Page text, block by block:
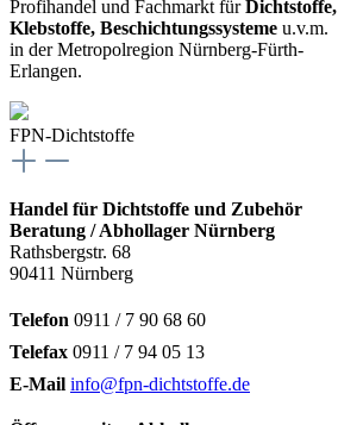
Profihandel und Fachmarkt fürDichtstoffe,
Klebstoffe, Beschichtungssysteme u.v.m.
in der Metropolregion Nürnberg-Fürth-
Erlangen.
FPN-Dichtstoffe
Handel für Dichtstoffe und Zubehör
Beratung / Abhollager Nürnberg
Rathsbergstr. 68
90411 Nürnberg
Telefon 0911 / 7 90 68 60
Telefax 0911 / 7 94 05 13
E-Mail info@fpn-dichtstoffe.de